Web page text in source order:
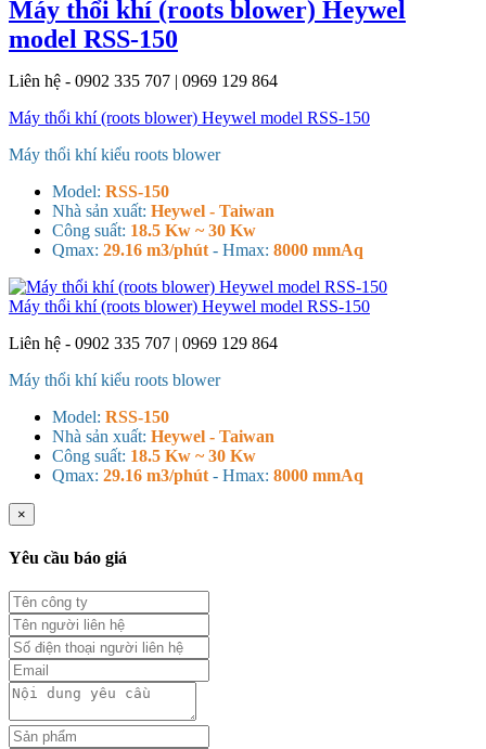
Máy thổi khí (roots blower) Heywel
model RSS-150
Liên hệ - 0902 335 707 | 0969 129 864
Máy thổi khí (roots blower) Heywel model RSS-150
Máy thổi khí kiểu roots blower
Model: RSS-150
Nhà sản xuất: Heywel - Taiwan
Công suất: 18.5 Kw ~ 30 Kw
Qmax: 29.16 m3/phút - Hmax: 8000 mmAq
Máy thổi khí (roots blower) Heywel model RSS-150
Liên hệ - 0902 335 707 | 0969 129 864
Máy thổi khí kiểu roots blower
Model: RSS-150
Nhà sản xuất: Heywel - Taiwan
Công suất: 18.5 Kw ~ 30 Kw
Qmax: 29.16 m3/phút - Hmax: 8000 mmAq
×
Yêu cầu báo giá